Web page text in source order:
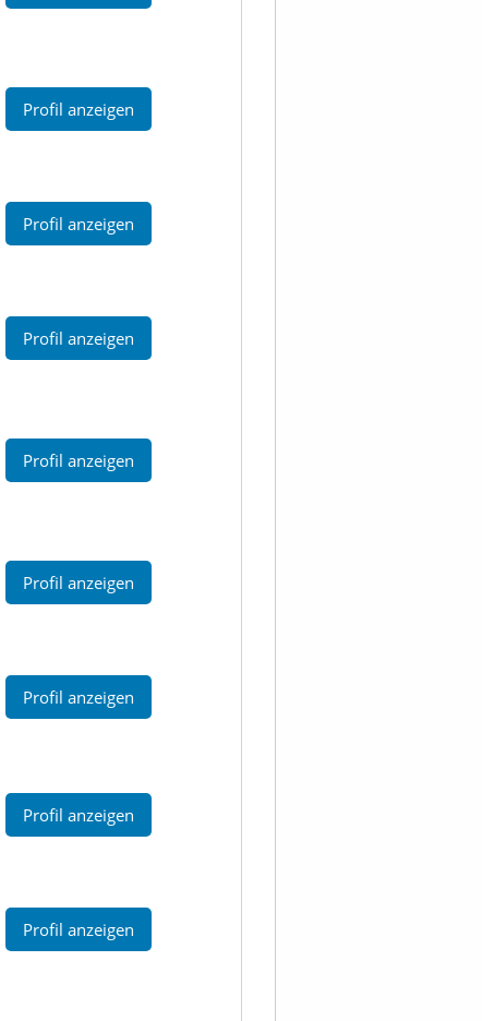
Profil anzeigen
Profil anzeigen
Profil anzeigen
Profil anzeigen
Profil anzeigen
Profil anzeigen
Profil anzeigen
Profil anzeigen